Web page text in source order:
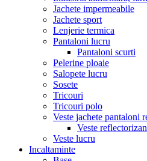
Jachete impermeabile
Jachete sport
Lenjerie termica
Pantaloni lucru
Pantaloni scurti
Pelerine ploaie
Salopete lucru
Sosete
Tricouri
Tricouri polo
Veste jachete pantaloni
Veste
Veste lucru
Incaltaminte